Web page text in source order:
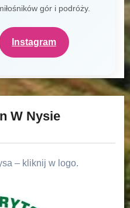
gór i podróży.
Instagram
W Nysie
– kliknij w logo.